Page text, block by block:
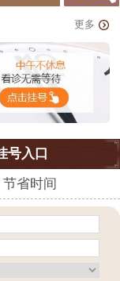
更多
号入口
省时间